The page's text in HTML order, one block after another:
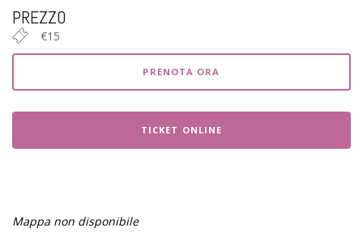
PREZZO
€15
PRENOTA ORA
TICKET ONLINE
Mappa non disponibile